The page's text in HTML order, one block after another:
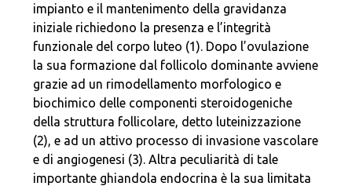
impianto e il mantenimento della gravidanza
iniziale richiedono la presenza e l’integrità
funzionale del corpo luteo (1). Dopo l’ovulazione
la sua formazione dal follicolo dominante avviene
grazie ad un rimodellamento morfologico e
biochimico delle componenti steroidogeniche
della struttura follicolare, detto luteinizzazione
(2), e ad un attivo processo di invasione vascolare
e di angiogenesi (3). Altra peculiarità di tale
importante ghiandola endocrina è la sua limitata